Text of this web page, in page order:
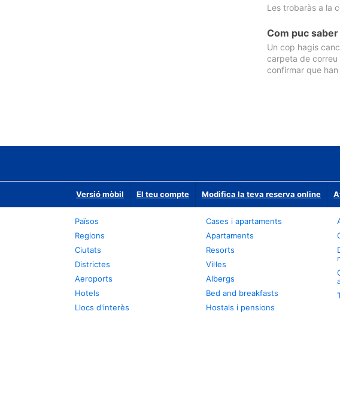
Les trobaràs a la
Com puc saber
Un cop hagis
carpeta de correu
confirmar que han
Versió mòbil El teu compte Modifica la teva reserva online
Països
Regions
Ciutats
Districtes
Aeroports
Hotels
Llocs d'interès
Cases i apartaments
Apartaments
Resorts
Vil·les
Albergs
Bed and breakfasts
Hostals i pensions